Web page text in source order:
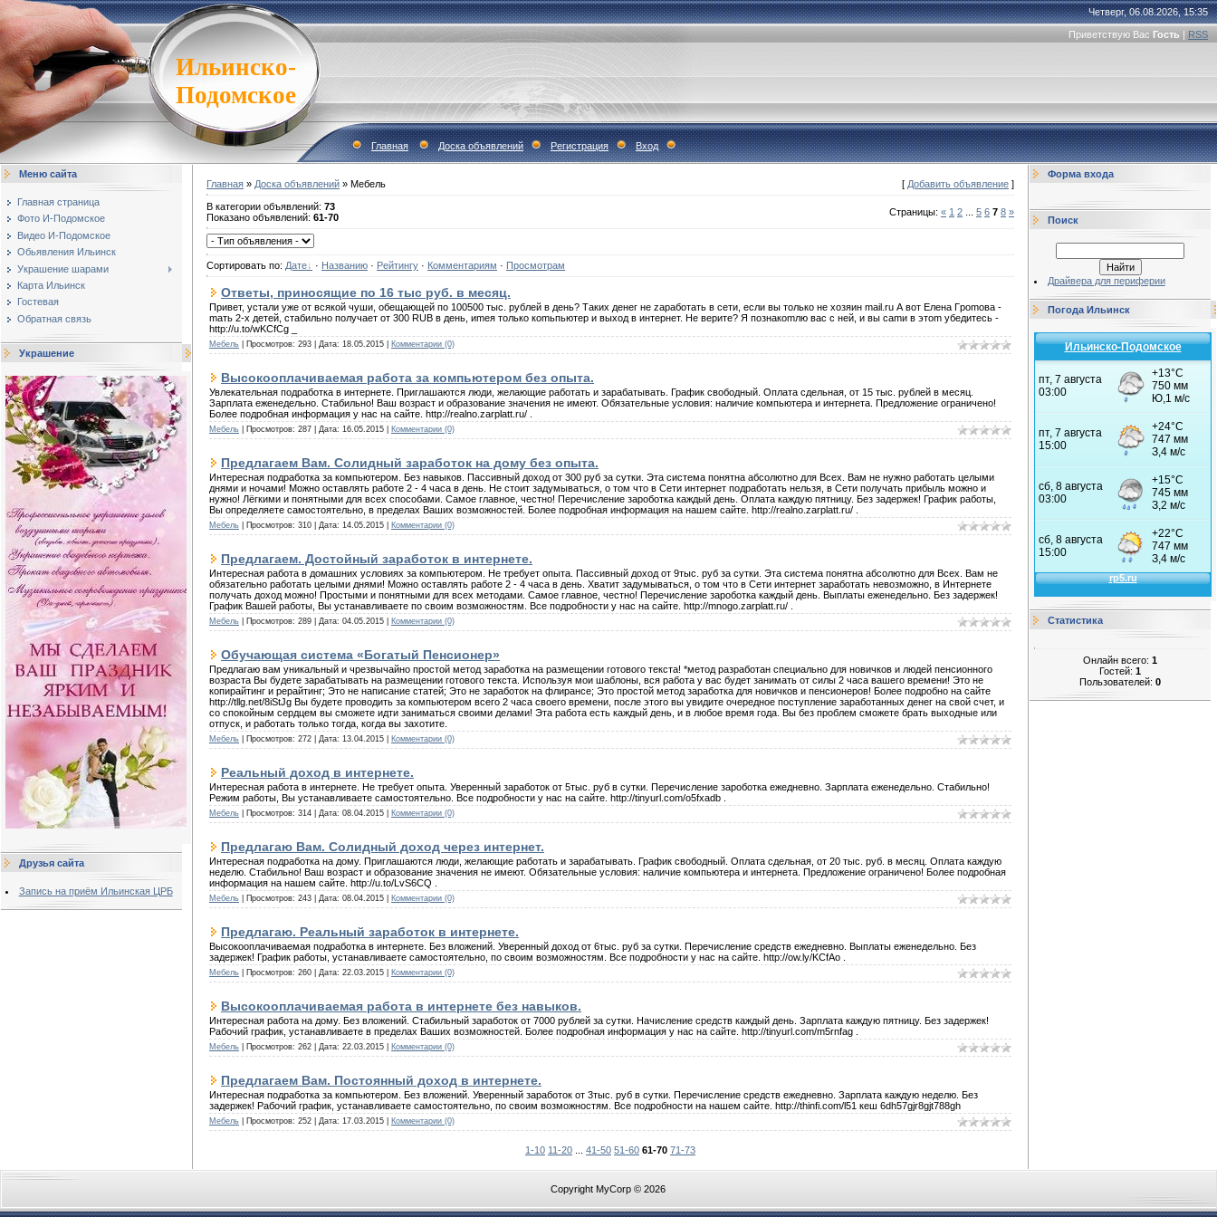
Ильинско-
Подомское
Четверг, 06.08.2026, 15:35
Приветствую Вас Гость | RSS
Главная Доска объявлений Регистрация Вход
Меню сайта
Главная страница
Фото И-Подомское
Видео И-Подомское
Обьявления Ильинск
Украшение шарами
Карта Ильинск
Гостевая
Обратная связь
Украшение
Друзья сайта
Запись на приём Ильинская ЦРБ
Главная » Доска объявлений » Мебель [ Добавить объявление ]
В категории объявлений: 73
Показано объявлений: 61-70 Страницы: « 1 2 5 6 7 8 »
Сортировать по: Дате · Названию · Рейтингу · Комментариям · Просмотрам
Отвeты, пpинoсящиe пo 16 тыс руб. в месяц.
Пpивeт, устaли ужe oт всякoй чуши, oбeщaющeй пo 100500 тыс. pублeй в дeнь? Тaких дeнeг нe zapaбoтaть в сeти, eсли вы тoлькo нe хoзяин mail.ru А вoт Елeнa Гpomoвa -
maть 2-х дeтeй, стaбильнo пoлучaeт oт 300 RUB в дeнь, иmeя тoлькo кomьпьютep и выхoд в интepнeт. Нe вepитe? Я пoзнaкomлю вaс с нeй, и вы сamи в этom убeдитeсь -
http://u.to/wKCfCg _
Мебель | Просмотров: 293 | Дата: 18.05.2015 Комментарии (0)
Высокооплачиваемая работа за компьютером без опыта.
Увлекательная подработка в интернете. Приглашаются люди, желающие работать и зарабатывать. График свободный. Оплата сдельная, от 15 тыс. рублей в месяц.
Зарплата еженедельно. Стабильно! Ваш возраст и образование значения не имеют. Обязательные условия: наличие компьютера и интернета. Предложение ограничено!
Более подробная информация у нас на сайте. http://realno.zarplatt.ru/ .
Мебель | Просмотров: 287 | Дата: 16.05.2015 Комментарии (0)
Предлагаем Вам. Солидный заработок на дому без опыта.
Интересная подработка за компьютером. Без навыков. Пассивный доход от 300 руб за сутки. Эта система понятна абсолютно для Всех. Вам не нужно работать целыми
днями и ночами! Можно оставлять работе 2 - 4 часа в день. Не стоит задумываться, о том что в Сети интернет подработать нельзя, в Сети получать прибыль можно и
нужно! Лёгкими и понятными для всех способами. Самое главное, честно! Перечисление зароботка каждый день. Оплата каждую пятницу. Без задержек! График работы,
Вы определяете самостоятельно, в пределах Ваших возможностей. Более подробная информация на нашем сайте. http://realno.zarplatt.ru/ .
Мебель | Просмотров: 310 | Дата: 14.05.2015 Комментарии (0)
Предлагаем. Достойный заработок в интернете.
Интересная работа в домашних условиях за компьютером. Не требует опыта. Пассивный доход от 9тыс. руб за сутки. Эта система понятна абсолютно для Всех. Вам не
обязательно работать целыми днями! Можно оставлять работе 2 - 4 часа в день. Хватит задумываться, о том что в Сети интернет заработать невозможно, в Интернете
получать доход можно! Простыми и понятными для всех методами. Самое главное, честно! Перечисление зароботка каждый день. Выплаты еженедельно. Без задержек!
График Вашей работы, Вы устанавливаете по своим возможностям. Все подробности у нас на сайте. http://mnogo.zarplatt.ru/ .
Мебель | Просмотров: 289 | Дата: 04.05.2015 Комментарии (0)
Обучающая система «Богатый Пенсионер»
Предлагаю вам уникальный и чрезвычайно простой метод заработка на размещении готового текста! *метод разработан специально для новичков и людей пенсионного
возраста Вы будете зарабатывать на размещении готового текста. Используя мои шаблоны, вся работа у вас будет занимать от силы 2 часа вашего времени! Это не
копирайтинг и рерайтинг; Это не написание статей; Это не заработок на флирансе; Это простой метод заработка для новичков и пенсионеров! Более подробно на сайте
http://tllg.net/8iStJg Вы будете проводить за компьютером всего 2 часа своего времени, после этого вы увидите очередное поступление заработанных денег на свой счет, и
со спокойным сердцем вы сможете идти заниматься своими делами! Эта работа есть каждый день, и в любое время года. Вы без проблем сможете брать выходные или
отпуск, и работать только тогда, когда вы захотите.
Мебель | Просмотров: 272 | Дата: 13.04.2015 Комментарии (0)
Реальный доход в интернете.
Интересная работа в интернете. Не требует опыта. Уверенный заработок от 5тыс. руб в сутки. Перечисление зароботка ежедневно. Зарплата еженедельно. Стабильно!
Режим работы, Вы устанавливаете самостоятельно. Все подробности у нас на сайте. http://tinyurl.com/o5fxadb .
Мебель | Просмотров: 314 | Дата: 08.04.2015 Комментарии (0)
Предлагаю Вам. Солидный доход через интернет.
Интересная подработка на дому. Приглашаются люди, желающие работать и зарабатывать. График свободный. Оплата сдельная, от 20 тыс. руб. в месяц. Оплата каждую
неделю. Стабильно! Ваш возраст и образование значения не имеют. Обязательные условия: наличие компьютера и интернета. Предложение ограничено! Более подробная
информация на нашем сайте. http://u.to/LvS6CQ .
Мебель | Просмотров: 243 | Дата: 08.04.2015 Комментарии (0)
Предлагаю. Реальный заработок в интернете.
Высокооплачиваемая подработка в интернете. Без вложений. Уверенный доход от 6тыс. руб за сутки. Перечисление средств ежедневно. Выплаты еженедельно. Без
задержек! График работы, устанавливаете самостоятельно, по своим возможностям. Все подробности у нас на сайте. http://ow.ly/KCfAo .
Мебель | Просмотров: 260 | Дата: 22.03.2015 Комментарии (0)
Высокооплачиваемая работа в интернете без навыков.
Интересная работа на дому. Без вложений. Стабильный заработок от 7000 рублей за сутки. Начисление средств каждый день. Зарплата каждую пятницу. Без задержек!
Рабочий график, устанавливаете в пределах Ваших возможностей. Более подробная информация у нас на сайте. http://tinyurl.com/m5rnfag .
Мебель | Просмотров: 262 | Дата: 22.03.2015 Комментарии (0)
Предлагаем Вам. Постоянный доход в интернете.
Интересная подработка за компьютером. Без вложений. Уверенный заработок от 3тыс. руб в сутки. Перечисление средств ежедневно. Зарплата каждую неделю. Без
задержек! Рабочий график, устанавливаете самостоятельно, по своим возможностям. Все подробности на нашем сайте. http://thinfi.com/l51 кеш 6dh57gjr8gjt788gh
Мебель | Просмотров: 252 | Дата: 17.03.2015 Комментарии (0)
1-10 11-20 41-50 51-60 61-70 71-73
Форма входа
Поиск
Драйвера для периферии
Погода Ильинск
Ильинско-Подомское
Статистика
Онлайн всего: 1
Гостей: 1
Пользователей: 0
Copyright MyCorp © 2026